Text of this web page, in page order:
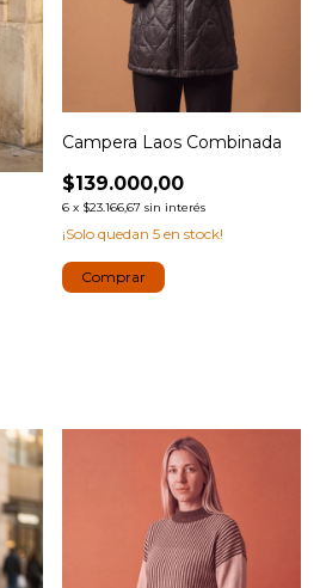
Campera Laos Combinada
$139.000,00
6 x $23.166,67 sin interés
¡Solo quedan 5 en stock!
Comprar